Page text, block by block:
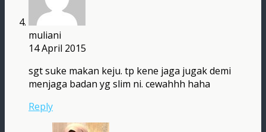
muliani
14 April 2015
sgt suke makan keju. tp kene jaga jugak demi
menjaga badan yg slim ni. cewahhh haha
Reply